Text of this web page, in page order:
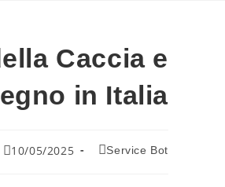
Caccia e
in Italia
Service Bot
10/05/2025